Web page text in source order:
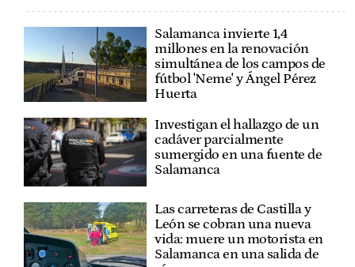
Salamanca invierte 1,4
millones en la renovación
simultánea de los campos de
fútbol 'Neme' y Ángel Pérez
Huerta
Investigan el hallazgo de un
cadáver parcialmente
sumergido en una fuente de
Salamanca
Las carreteras de Castilla y
León se cobran una nueva
vida: muere un motorista en
Salamanca en una salida de